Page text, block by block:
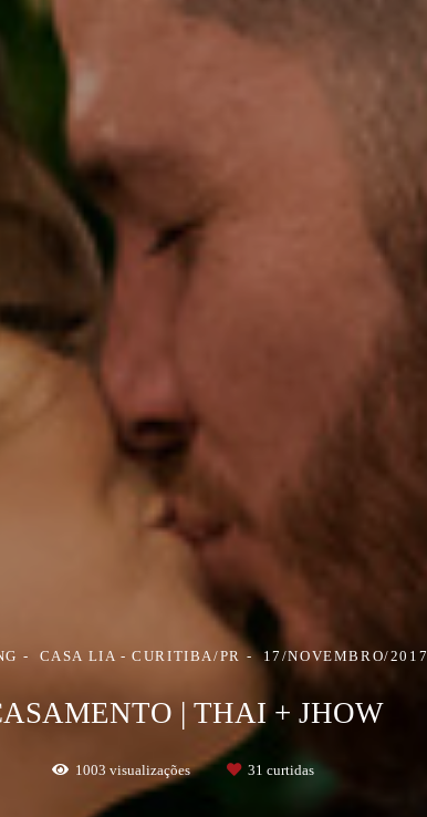
CASA LIA - CURITIBA/PR 17/NOVEMBRO/2017
| THAI + JHOW
1003 visualizações 31 curtidas